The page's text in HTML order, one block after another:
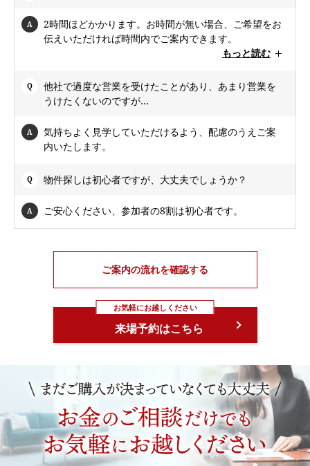
2時間ほどかかります。お時間が無い場合、ご希望をお
伝えいただければ時間内でご案内できます。
もっと読む
他社で過度な営業を受けたことがあり、あまり営業を
うけたくないのですが…
気持ちよく見学していただけるよう、配慮のうえご案
内いたします。
物件探しは初心者ですが、大丈夫でしょうか？
ご安心ください、参加者の8割は初心者です。
ご案内の流れを確認する
お気軽にお越しください
来場予約はこちら